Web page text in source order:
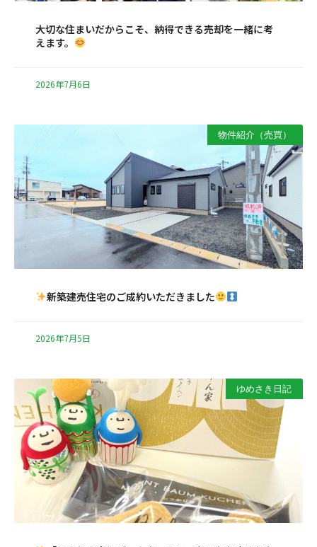
大切な住まいだからこそ、納得できる売却を一緒に考
えます。
2026年7月6日
物件紹介（売買）
新築建売住宅のご成約いただきました
2026年7月5日
ゆめさき日記